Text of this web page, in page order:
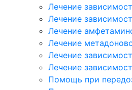
Лечение
Лечение
Лечение
Лечение
Лечение
Лечение
Помощь при